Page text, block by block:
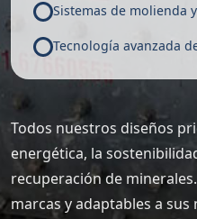
Sistemas de molienda
Tecnología avanzada
Todos nuestros diseños
energética, la
recuperación de
marcas y adaptables a sus